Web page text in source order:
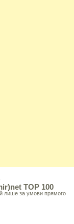
лише за умови прямого